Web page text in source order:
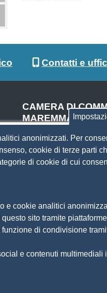
Contatti e
CAMERA DI
MAREMMA E DEL
SEDE DI LIVORNO
Piazza del Municipio, 48
(ingresso da Via del
Via F.lli Cairoli, 10
Centralino 0564 430.111
Pec
anonimizzati. Per
cookie di terze parti
di cookie di cui
e cookie analitici
sito tramite
di condivisione
e contenuti